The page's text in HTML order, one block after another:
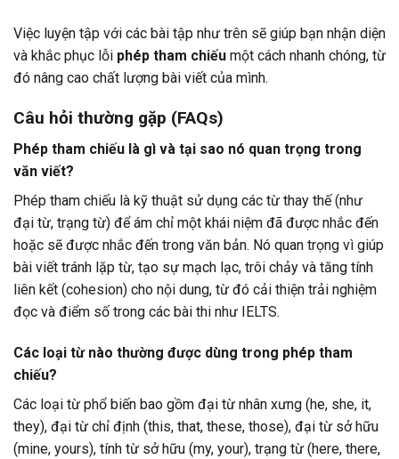
Việc luyện tập với các bài tập như trên sẽ giúp bạn nhận diện
và khắc phục lỗi phép tham chiếu một cách nhanh chóng, từ
đó nâng cao chất lượng bài viết của mình.
Câu hỏi thường gặp (FAQs)
Phép tham chiếu là gì và tại sao nó quan trọng trong
văn viết?
Phép tham chiếu là kỹ thuật sử dụng các từ thay thế (như
đại từ, trạng từ) để ám chỉ một khái niệm đã được nhắc đến
hoặc sẽ được nhắc đến trong văn bản. Nó quan trọng vì giúp
bài viết tránh lặp từ, tạo sự mạch lạc, trôi chảy và tăng tính
liên kết (cohesion) cho nội dung, từ đó cải thiện trải nghiệm
đọc và điểm số trong các bài thi như IELTS.
Các loại từ nào thường được dùng trong phép tham
chiếu?
Các loại từ phổ biến bao gồm đại từ nhân xưng (he, she, it,
they), đại từ chỉ định (this, that, these, those), đại từ sở hữu
(mine, yours), tính từ sở hữu (my, your), trạng từ (here, there,